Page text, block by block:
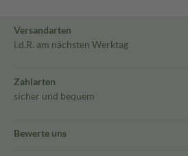
Versandarten
i.d.R. am nächsten Werktag
Zahlarten
sicher und bequem
Bewerte uns